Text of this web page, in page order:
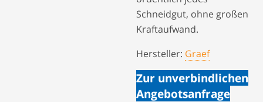
Schneidgut, ohne großen
Kraftaufwand.
Hersteller: Graef
Zur unverbindlichen
Angebotsanfrage